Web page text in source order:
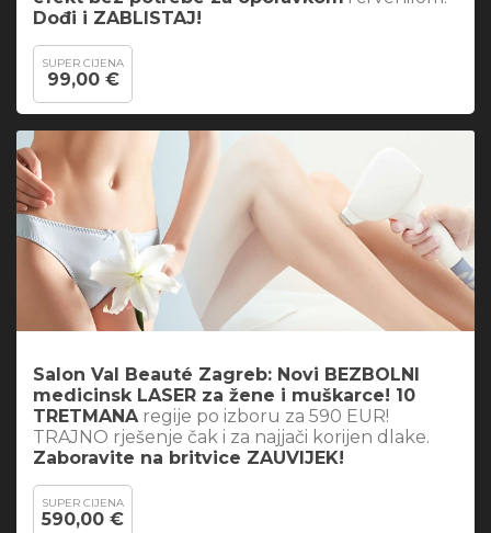
Dođi i ZABLISTAJ!
SUPER CIJENA
99,00 €
Salon Val Beauté Zagreb: Novi BEZBOLNI
medicinsk LASER za žene i muškarce! 10
TRETMANA regije po izboru za 590 EUR!
TRAJNO rješenje čak i za najjači korijen dlake.
Zaboravite na britvice ZAUVIJEK!
SUPER CIJENA
590,00 €